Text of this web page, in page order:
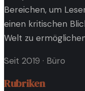
Bereichen, um
einen kritischen
Welt zu
Seit 2019 · Büro
Rubriken